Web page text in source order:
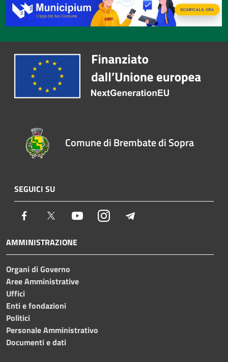
Comune di Brembate di Sopra
SEGUICI SU
Facebook Twitter YoutubeInstagram
AMMINISTRAZIONE
Organi di Governo
Aree Amministrative
Uffici
Enti e fondazioni
Politici
Personale Amministrativo
Documenti e dati